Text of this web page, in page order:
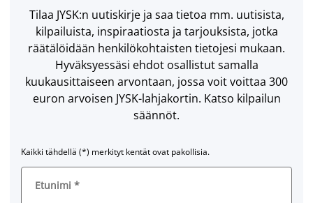
Tilaa JYSK:n uutiskirje ja saa tietoa mm. uutisista,
kilpailuista, inspiraatiosta ja tarjouksista, jotka
räätälöidään henkilökohtaisten tietojesi mukaan.
Hyväksyessäsi ehdot osallistut samalla
kuukausittaiseen arvontaan, jossa voit voittaa 300
euron arvoisen JYSK-lahjakortin. Katso kilpailun
säännöt.
Kaikki tähdellä (*) merkityt kentät ovat pakollisia.
Etunimi *